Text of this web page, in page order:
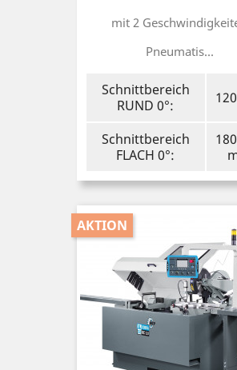
mit 2
Pneumatis...
Schnittbereich
RUND 0°:
Schnittbereich
FLACH 0°:
AKTION